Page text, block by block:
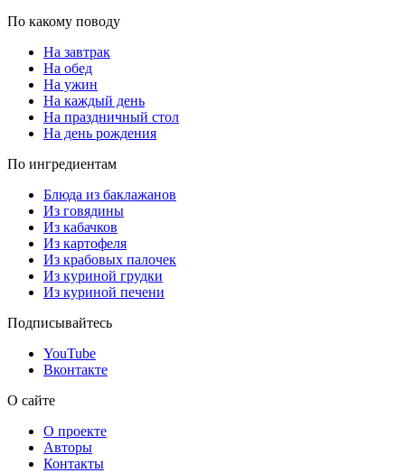
По какому поводу
На завтрак
На обед
На ужин
На каждый день
На праздничный стол
На день рождения
По ингредиентам
Блюда из баклажанов
Из говядины
Из кабачков
Из картофеля
Из крабовых палочек
Из куриной грудки
Из куриной печени
Подписывайтесь
YouTube
Вконтакте
О сайте
О проекте
Авторы
Контакты